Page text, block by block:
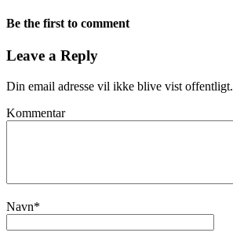
Be the first to comment
Leave a Reply
Din email adresse vil ikke blive vist offentligt.
Kommentar
Navn*